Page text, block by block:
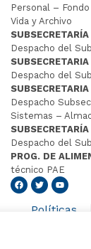
Personal –
Vida y Archivo
Despacho del
Despacho del
Despacho
Sistemas –
Despacho del
PROG. DE
técnico PAE
Políticas